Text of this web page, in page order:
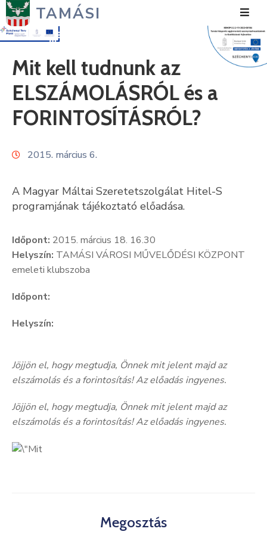
TAMÁSI
Média
Mit kell tudnunk az
ELSZÁMOLÁSRÓL és a
FORINTOSÍTÁSRÓL?
2015. március 6.
A Magyar Máltai Szeretetszolgálat Hitel-S
programjának tájékoztató előadása.
Időpont: 2015. március 18. 16.30
Helyszín: TAMÁSI VÁROSI MŰVELŐDÉSI KÖZPONT
emeleti klubszoba
Időpont:
Helyszín:
Jöjjön el, hogy megtudja, Önnek mit jelent majd az
elszámolás és a forintosítás! Az előadás ingyenes.
Jöjjön el, hogy megtudja, Önnek mit jelent majd az
elszámolás és a forintosítás! Az előadás ingyenes.
Megosztás